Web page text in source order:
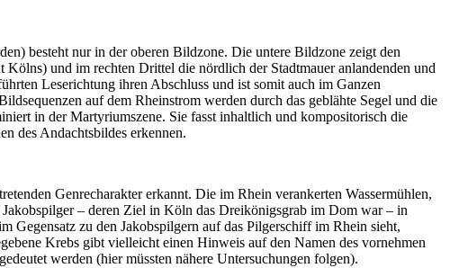
besteht nur in der oberen Bildzone. Die untere Bildzone zeigt den
und im rechten Drittel die nördlich der Stadtmauer anlandenden und
Leserichtung ihren Abschluss und ist somit auch im Ganzen
auf dem Rheinstrom werden durch das geblähte Segel und die
in der Martyriumszene. Sie fasst inhaltlich und kompositorisch die
des Andachtsbildes erkennen.
Genrecharakter erkannt. Die im Rhein verankerten Wassermühlen,
– deren Ziel in Köln das Dreikönigsgrab im Dom war – in
Gegensatz zu den Jakobspilgern auf das Pilgerschiff im Rhein sieht,
Krebs gibt vielleicht einen Hinweis auf den Namen des vornehmen
werden (hier müssten nähere Untersuchungen folgen).